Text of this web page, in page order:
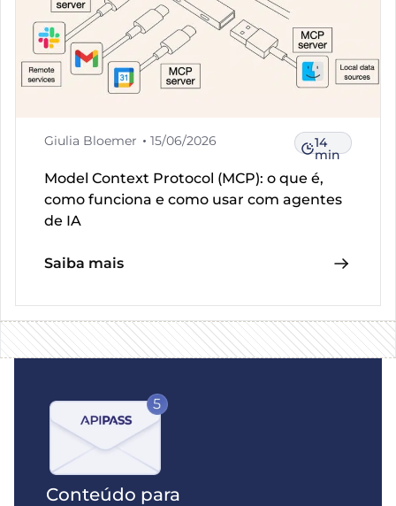
Giulia Bloemer 15/06/2026 14
min
Model Context Protocol (MCP): o que é,
como funciona e como usar com agentes
de IA
Saiba mais
Conteúdo para